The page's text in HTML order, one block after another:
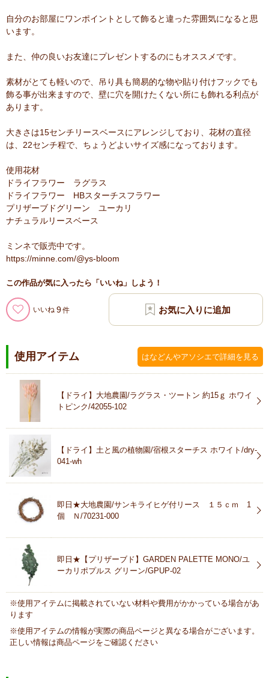
自分のお部屋にワンポイントとして飾ると違った雰囲気になると思
います。
また、仲の良いお友達にプレゼントするのにもオススメです。
素材がとても軽いので、吊り具も簡易的な物や貼り付けフックでも
飾る事が出来ますので、壁に穴を開けたくない所にも飾れる利点が
あります。
大きさは15センチリースベースにアレンジしており、花材の直径
は、22センチ程で、ちょうどよいサイズ感になっております。
使用花材
ドライフラワー ラグラス
ドライフラワー HBスターチスフラワー
プリザーブドグリーン ユーカリ
ナチュラルリースベース
ミンネで販売中です。
https://minne.com/@ys-bloom
この作品が気に入ったら「いいね」しよう！
いいね 9
使用アイテム はなどんやアソシエで詳細を見る
【ドライ】大地農園/ラグラス・ツートン 約15ｇ ホワイ
トピンク/42055-102
【ドライ】土と風の植物園/宿根スターチス ホワイト/dry-
041-wh
即日★大地農園/サンキライヒゲ付リース １５ｃｍ 1
個 Ｎ/70231-000
即日★【プリザーブド】GARDEN PALETTE MONO/ユ
ーカリポプルス グリーン/GPUP-02
※使用アイテムに掲載されていない材料や費用がかかっている場合があ
ります
※使用アイテムの情報が実際の商品ページと異なる場合がございます。
正しい情報は商品ページをご確認ください